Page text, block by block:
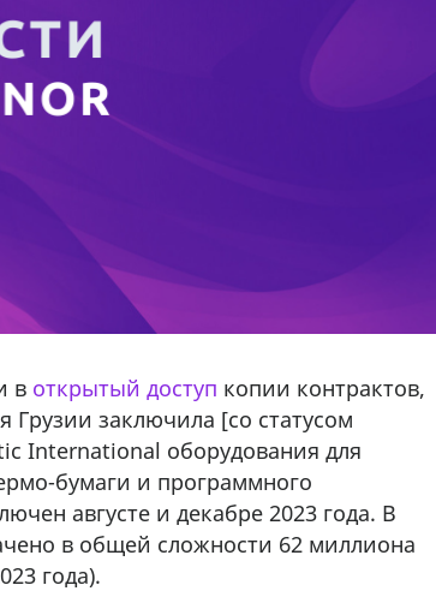
в открытый доступ копии контрактов,
заключила [со статусом
International оборудования для
бумаги и программного
августе и декабре 2023 года. В
в общей сложности 62 миллиона
года).